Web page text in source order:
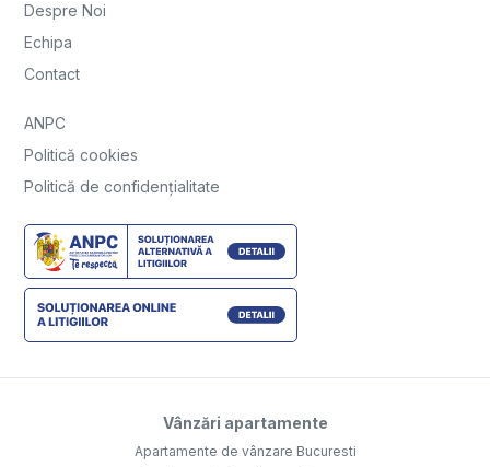
Despre Noi
Echipa
Contact
ANPC
Politică cookies
Politică de confidențialitate
Vânzări apartamente
Apartamente de vânzare Bucuresti